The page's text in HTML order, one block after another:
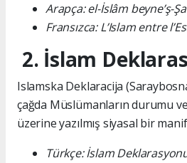
Arapça: el-İslâm beyne’ş-
Fransızca: L’Islam entre
2. İslam
Islamska Deklaracija
çağda Müslümanların durumu
üzerine yazılmış siyasal bir
Türkçe: İslam